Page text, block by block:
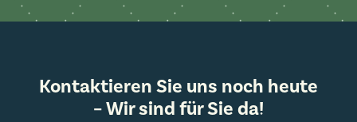
Kontaktieren Sie uns noch heute
– Wir sind für Sie da!